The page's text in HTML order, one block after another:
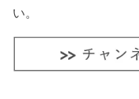
い。